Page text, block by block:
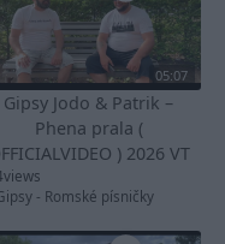
05:07
Gipsy Jodo & Patrik –
Phena prala (
) 2026 VT
views
- Romské písničky